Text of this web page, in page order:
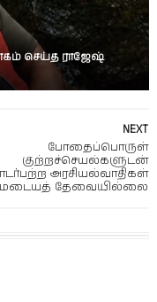
செய்த ராஜேஷ்
NEXT
போதைப்பொருள்
குற்றச்செயல்களுடன்
அரசியல்வாதிகள்
தேவையில்லை